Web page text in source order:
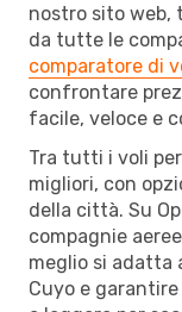
nostro sito web,
da tutte le
comparatore di
confrontare
facile, veloce e
Tra tutti i voli
migliori, con
della città. Su
compagnie
meglio si adatta
Cuyo e